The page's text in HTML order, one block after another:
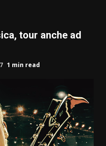
tour anche ad
1 min read